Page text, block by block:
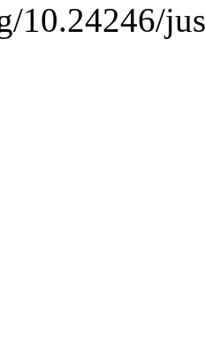
10.24246/